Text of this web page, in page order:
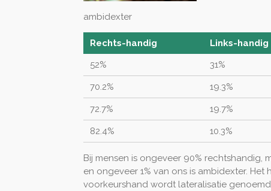
ambidexter
Rechts-handig Links-handig
52%
31%
70.2% 19.3%
72.7% 19.7%
82.4% 10.3%
Bij mensen is ongeveer 90% rechtshandig,
en ongeveer 1% van ons is ambidexter. Het
voorkeurshand wordt lateralisatie